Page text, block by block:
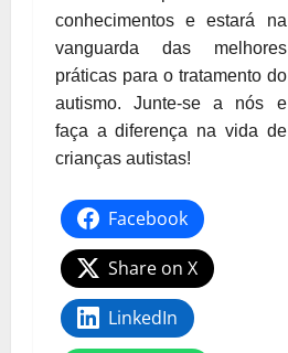
conhecimentos e estará na
vanguarda das melhores
práticas para o tratamento do
autismo. Junte-se a nós e
faça a diferença na vida de
crianças autistas!
Facebook
Share on X
LinkedIn